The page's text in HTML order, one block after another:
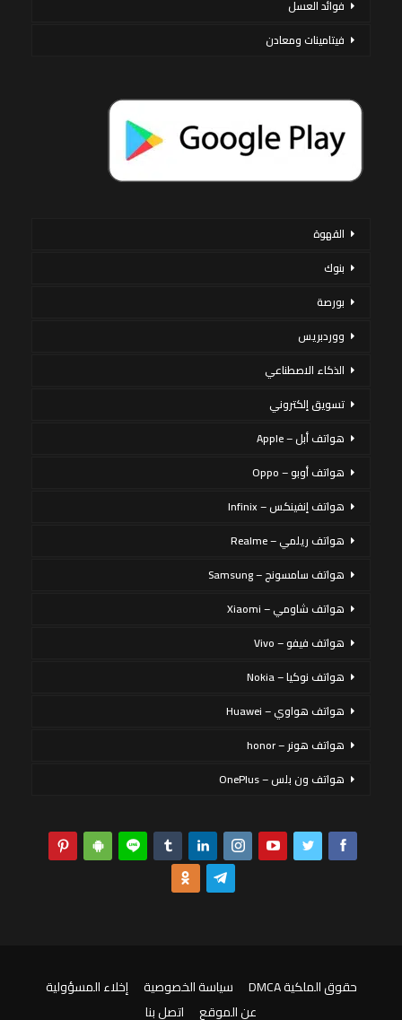
فوائد العسل
فيتامينات ومعادن
القهوة
بنوك
بورصة
ووردبريس
الذكاء الاصطناعي
تسويق إلكتروني
هواتف أبل – Apple
هواتف أوبو – Oppo
هواتف إنفينكس – Infinix
هواتف ريلمي – Realme
هواتف سامسونج – Samsung
هواتف شاومي – Xiaomi
هواتف فيفو – Vivo
هواتف نوكيا – Nokia
هواتف هواوي – Huawei
هواتف هونر – honor
هواتف ون بلس – OnePlus
حقوق الملكية DMCA سياسة الخصوصية
إخلاء المسؤولية
عن الموقع
اتصل بنا